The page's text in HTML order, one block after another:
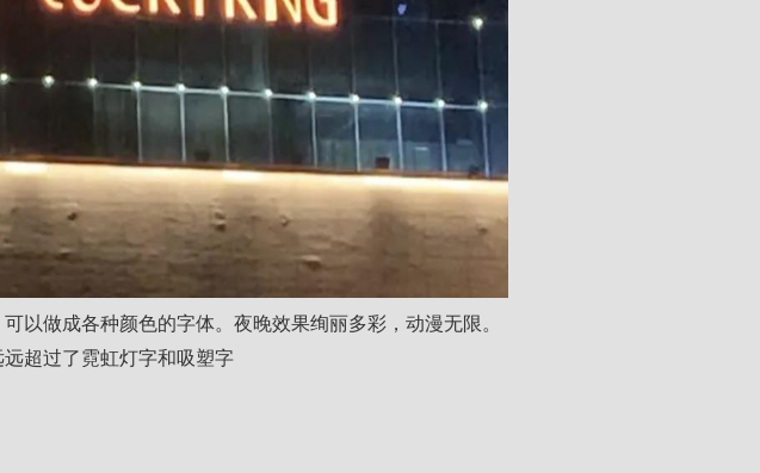
以做成各种颜色的字体。夜晚效果绚丽多彩，动漫无限。
超过了霓虹灯字和吸塑字